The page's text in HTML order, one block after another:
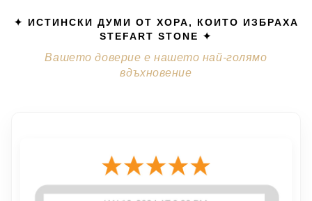
✦ ИСТИНСКИ ДУМИ ОТ ХОРА, КОИТО ИЗБРАХА
STEFART STONE ✦
Вашето доверие е нашето най-голямо
вдъхновение